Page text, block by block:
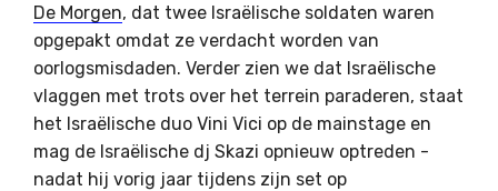
De Morgen, dat twee Israëlische soldaten waren
opgepakt omdat ze verdacht worden van
oorlogsmisdaden. Verder zien we dat Israëlische
vlaggen met trots over het terrein paraderen, staat
het Israëlische duo Vini Vici op de mainstage en
mag de Israëlische dj Skazi opnieuw optreden -
nadat hij vorig jaar tijdens zijn set op